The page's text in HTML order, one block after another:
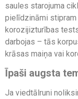
saules starojuma
pielīdzināmi
korozijizturības
darbojas – tās
krāsas maiņa vai
Īpaši augsta
Ja viedtālruni